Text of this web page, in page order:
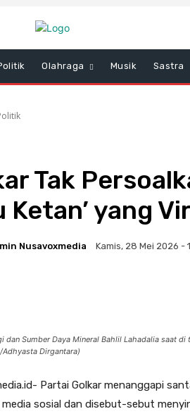
Olahraga Musik Sastra
Tak
Ketan’ yang
Nusavoxmedia Kamis, 28 Mei 2026 -
dan Sumber Daya Mineral Bahlil Lahadalia saat
Dirgantara)
Partai Golkar menanggapi
sosial dan disebut-sebut